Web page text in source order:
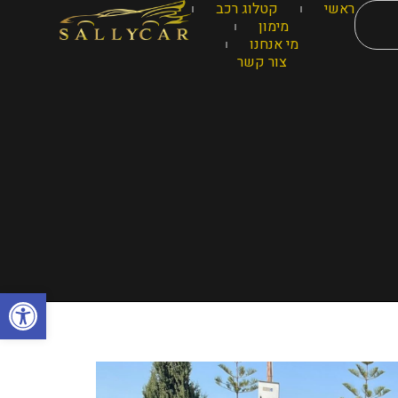
ראשי
קטלוג רכב
מימון
מי אנחנו
צור קשר